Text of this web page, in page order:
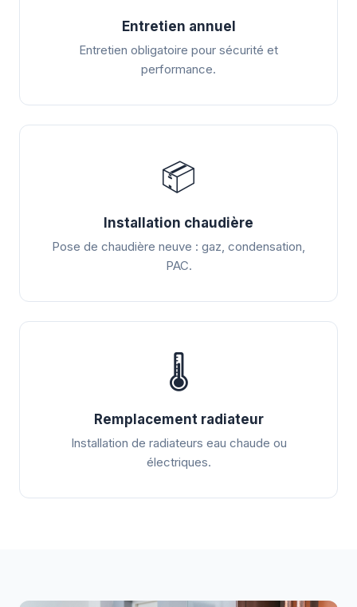
Entretien annuel
Entretien obligatoire pour sécurité et
performance.
📦
Installation chaudière
Pose de chaudière neuve : gaz, condensation,
PAC.
🌡️
Remplacement radiateur
Installation de radiateurs eau chaude ou
électriques.